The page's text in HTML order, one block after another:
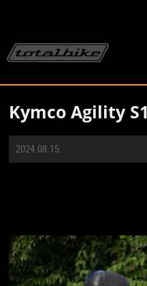
Kymco Agility
2024.08.15.
Jön